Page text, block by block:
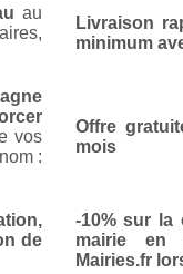
au
Livraison
minimum
vos
:
Offre
mois
de
-10% sur la
mairie en
Mairies.fr